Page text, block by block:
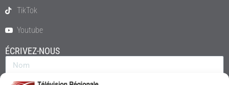
TikTok
Youtube
ÉCRIVEZ-NOUS